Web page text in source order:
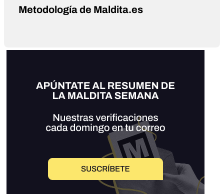
Metodología de Maldita.es